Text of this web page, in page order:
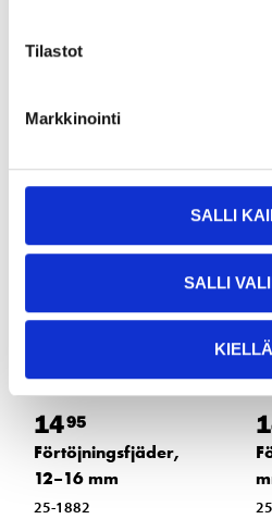
Tilastot
Markkinointi
SALLI
SALLI
KIELLÄ
Andra kunder
1495
Förtöjningsfjäder,
12–16 mm
25-1882